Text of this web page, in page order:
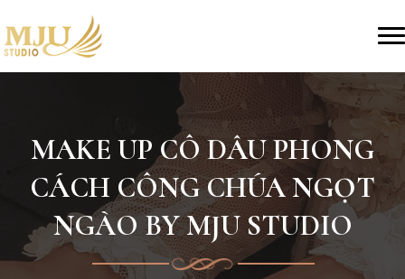
MAKE UP CÔ DÂU PHONG
CÁCH CÔNG CHÚA NGỌT
NGÀO BY MJU STUDIO